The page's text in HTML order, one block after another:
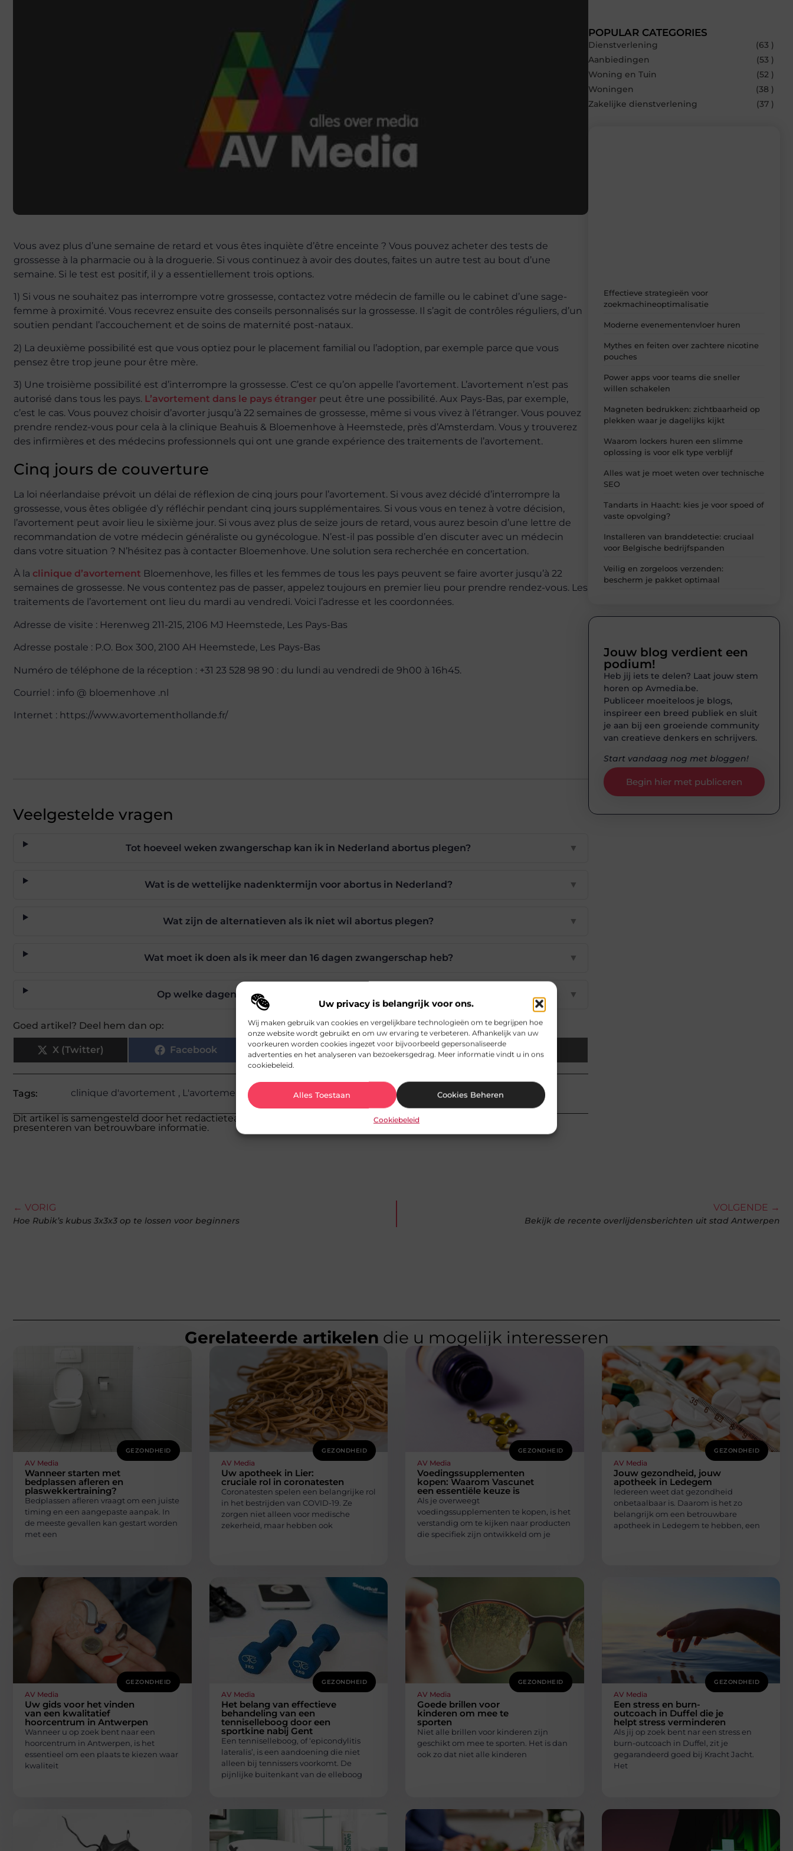
Uw privacy is belangrijk voor ons.
Wij maken gebruik van cookies en vergelijkbare technologieën om te begrijpen hoe
onze website wordt gebruikt en om uw ervaring te verbeteren. Afhankelijk van uw
voorkeuren worden cookies ingezet voor bijvoorbeeld gepersonaliseerde
advertenties en het analyseren van bezoekersgedrag. Meer informatie vindt u in ons
cookiebeleid.
Alles Toestaan Cookies Beheren
Cookiebeleid
Vous avez plus d’une semaine de retard et vous êtes inquiète d’être enceinte ? Vous pouvez acheter des tests de
grossesse à la pharmacie ou à la droguerie. Si vous continuez à avoir des doutes, faites un autre test au bout d’une
semaine. Si le test est positif, il y a essentiellement trois options.
1) Si vous ne souhaitez pas interrompre votre grossesse, contactez votre médecin de famille ou le cabinet d’une sage-
femme à proximité. Vous recevrez ensuite des conseils personnalisés sur la grossesse. Il s’agit de contrôles réguliers, d’un
soutien pendant l’accouchement et de soins de maternité post-nataux.
2) La deuxième possibilité est que vous optiez pour le placement familial ou l’adoption, par exemple parce que vous
pensez être trop jeune pour être mère.
3) Une troisième possibilité est d’interrompre la grossesse. C’est ce qu’on appelle l’avortement. L’avortement n’est pas
autorisé dans tous les pays. L’avortement dans le pays étranger peut être une possibilité. Aux Pays-Bas, par exemple,
c’est le cas. Vous pouvez choisir d’avorter jusqu’à 22 semaines de grossesse, même si vous vivez à l’étranger. Vous pouvez
prendre rendez-vous pour cela à la clinique Beahuis & Bloemenhove à Heemstede, près d’Amsterdam. Vous y trouverez
des infirmières et des médecins professionnels qui ont une grande expérience des traitements de l’avortement.
Cinq jours de couverture
La loi néerlandaise prévoit un délai de réflexion de cinq jours pour l’avortement. Si vous avez décidé d’interrompre la
grossesse, vous êtes obligée d’y réfléchir pendant cinq jours supplémentaires. Si vous vous en tenez à votre décision,
l’avortement peut avoir lieu le sixième jour. Si vous avez plus de seize jours de retard, vous aurez besoin d’une lettre de
recommandation de votre médecin généraliste ou gynécologue. N’est-il pas possible d’en discuter avec un médecin
dans votre situation ? N’hésitez pas à contacter Bloemenhove. Une solution sera recherchée en concertation.
À la clinique d’avortement Bloemenhove, les filles et les femmes de tous les pays peuvent se faire avorter jusqu’à 22
semaines de grossesse. Ne vous contentez pas de passer, appelez toujours en premier lieu pour prendre rendez-vous. Les
traitements de l’avortement ont lieu du mardi au vendredi. Voici l’adresse et les coordonnées.
Adresse de visite : Herenweg 211-215, 2106 MJ Heemstede, Les Pays-Bas
Adresse postale : P.O. Box 300, 2100 AH Heemstede, Les Pays-Bas
Numéro de téléphone de la réception : +31 23 528 98 90 : du lundi au vendredi de 9h00 à 16h45.
Courriel : info @ bloemenhove .nl
Internet : https://www.avortementhollande.fr/
Veelgestelde vragen
Tot hoeveel weken zwangerschap kan ik in Nederland abortus plegen? ▼
Wat is de wettelijke nadenktermijn voor abortus in Nederland? ▼
Wat zijn de alternatieven als ik niet wil abortus plegen? ▼
Wat moet ik doen als ik meer dan 16 dagen zwangerschap heb? ▼
Op welke dagen wordt abortusbehandeling aangeboden? ▼
Goed artikel? Deel hem dan op:
X (Twitter) Facebook Pinterest LinkedIn Email
Tags: clinique d'avortement , L'avortement dans le pays étranger
Dit artikel is samengesteld door het redactieteam van avmedia.be, dat zich richt op het zorgvuldig selecteren en
presenteren van betrouwbare informatie.
POPULAR CATEGORIES
Dienstverlening
(63 )
Aanbiedingen
(53 )
Woning en Tuin
(52 )
Woningen
(38 )
Zakelijke dienstverlening
(37 )
Effectieve strategieën voor
zoekmachineoptimalisatie
Moderne evenementenvloer huren
Mythes en feiten over zachtere nicotine
pouches
Power apps voor teams die sneller
willen schakelen
Magneten bedrukken: zichtbaarheid op
plekken waar je dagelijks kijkt
Waarom lockers huren een slimme
oplossing is voor elk type verblijf
Alles wat je moet weten over technische
SEO
Tandarts in Haacht: kies je voor spoed of
vaste opvolging?
Installeren van branddetectie: cruciaal
voor Belgische bedrijfspanden
Veilig en zorgeloos verzenden:
bescherm je pakket optimaal
Jouw blog verdient een
podium!
Heb jij iets te delen? Laat jouw stem
horen op Avmedia.be.
Publiceer moeiteloos je blogs,
inspireer een breed publiek en sluit
je aan bij een groeiende community
van creatieve denkers en schrijvers.
Start vandaag nog met bloggen!
Begin hier met publiceren
← VORIG
Hoe Rubik’s kubus 3x3x3 op te lossen voor beginners
VOLGENDE →
Bekijk de recente overlijdensberichten uit stad Antwerpen
Gerelateerde artikelen die u mogelijk interesseren
GEZONDHEID
AV Media
Wanneer starten met
bedplassen afleren en
plaswekkertraining?
Bedplassen afleren vraagt om een juiste
timing en een aangepaste aanpak. In
de meeste gevallen kan gestart worden
met een
GEZONDHEID
AV Media
Uw apotheek in Lier:
cruciale rol in coronatesten
Coronatesten spelen een belangrijke rol
in het bestrijden van COVID-19. Ze
zorgen niet alleen voor medische
zekerheid, maar hebben ook
GEZONDHEID
AV Media
Voedingssupplementen
kopen: Waarom Vascunet
een essentiële keuze is
Als je overweegt
voedingssupplementen te kopen, is het
verstandig om te kijken naar producten
die specifiek zijn ontwikkeld om je
GEZONDHEID
AV Media
Jouw gezondheid, jouw
apotheek in Ledegem
Iedereen weet dat gezondheid
onbetaalbaar is. Daarom is het zo
belangrijk om een betrouwbare
apotheek in Ledegem te hebben, een
GEZONDHEID
AV Media
Uw gids voor het vinden
van een kwalitatief
hoorcentrum in Antwerpen
Wanneer u op zoek bent naar een
hoorcentrum in Antwerpen, is het
essentieel om een plaats te kiezen waar
kwaliteit
GEZONDHEID
AV Media
Het belang van effectieve
behandeling van een
tenniselleboog door een
sportkine nabij Gent
Een tenniselleboog, of ‘epicondylitis
lateralis’, is een aandoening die niet
alleen bij tennissers voorkomt. De
pijnlijke buitenkant van de elleboog
GEZONDHEID
AV Media
Goede brillen voor
kinderen om mee te
sporten
Niet alle brillen voor kinderen zijn
geschikt om mee te sporten. Het is dan
ook zo dat niet alle kinderen
GEZONDHEID
AV Media
Een stress en burn-
outcoach in Duffel die je
helpt stress verminderen
Als jij op zoek bent nar een stress en
burn-outcoach in Duffel, zit je
gegarandeerd goed bij Kracht Jacht.
Het